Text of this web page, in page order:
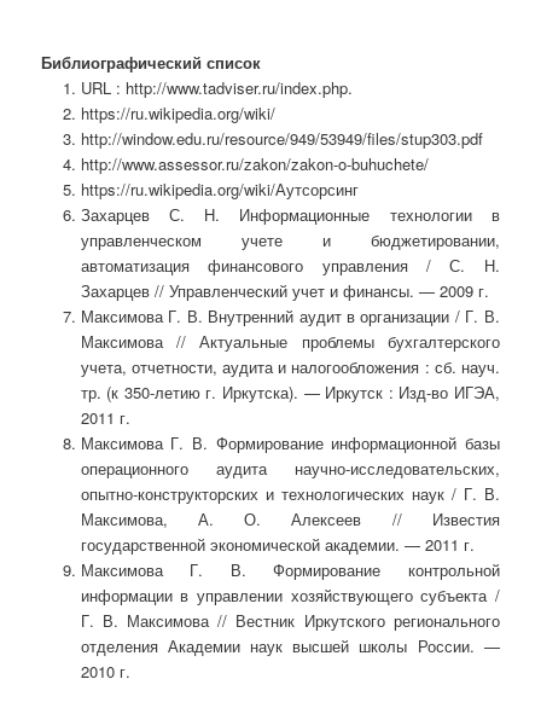
Библиографический список
URL : http://www.tadviser.ru/index.php.
https://ru.wikipedia.org/wiki/
http://window.edu.ru/resource/949/53949/files/stup303.pdf
http://www.assessor.ru/zakon/zakon-o-buhuchete/
https://ru.wikipedia.org/wiki/Аутсорсинг
Захарцев С. Н. Информационные технологии в
управленческом учете и бюджетировании,
автоматизация финансового управления / С. Н.
Захарцев // Управленческий учет и финансы. — 2009 г.
Максимова Г. В. Внутренний аудит в организации / Г. В.
Максимова // Актуальные проблемы бухгалтерского
учета, отчетности, аудита и налогообложения : сб. науч.
тр. (к 350-летию г. Иркутска). — Иркутск : Изд-во ИГЭА,
2011 г.
Максимова Г. В. Формирование информационной базы
операционного аудита научно-исследовательских,
опытно-конструкторских и технологических наук / Г. В.
Максимова, А. О. Алексеев // Известия
государственной экономической академии. — 2011 г.
Максимова Г. В. Формирование контрольной
информации в управлении хозяйствующего субъекта /
Г. В. Максимова // Вестник Иркутского регионального
отделения Академии наук высшей школы России. —
2010 г.